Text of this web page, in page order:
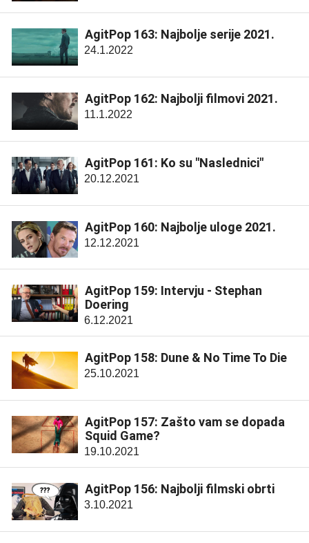
AgitPop 163: Najbolje serije 2021.
24.1.2022
AgitPop 162: Najbolji filmovi 2021.
11.1.2022
AgitPop 161: Ko su "Naslednici"
20.12.2021
AgitPop 160: Najbolje uloge 2021.
12.12.2021
AgitPop 159: Intervju - Stephan
Doering
6.12.2021
AgitPop 158: Dune & No Time To Die
25.10.2021
AgitPop 157: Zašto vam se dopada
Squid Game?
19.10.2021
AgitPop 156: Najbolji filmski obrti
3.10.2021